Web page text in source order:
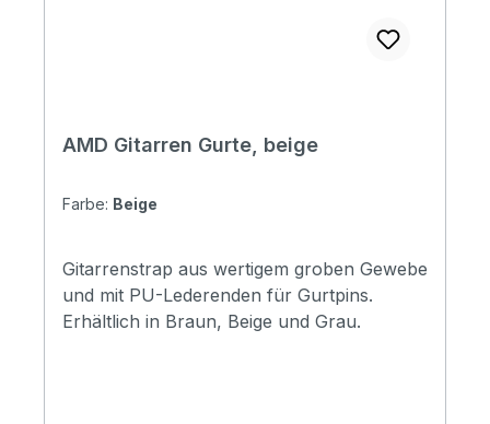
AMD Gitarren Gurte, beige
Farbe: Beige
Gitarrenstrap aus wertigem groben Gewebe
und mit PU-Lederenden für Gurtpins.
Erhältlich in Braun, Beige und Grau.